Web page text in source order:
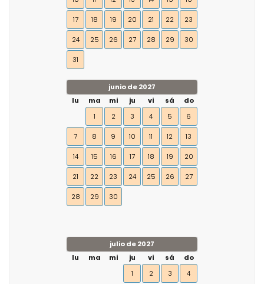
17 18 19 20 21 22 23
24 25 26 27 28 29 30
31
junio de 2027
lu
ma mi ju vi sá
do
1
2 3 4 5 6
7 8 9 10 11 12 13
14 15 16 17 18 19 20
21 22 23 24 25 26 27
28 29 30
julio de 2027
lu
ma mi ju vi sá
do
1
2 3 4